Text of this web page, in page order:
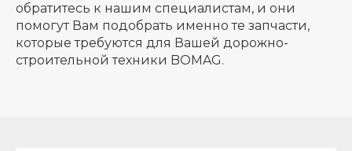
обратитесь к нашим специалистам, и они
помогут Вам подобрать именно те запчасти,
которые требуются для Вашей дорожно-
строительной техники BOMAG.